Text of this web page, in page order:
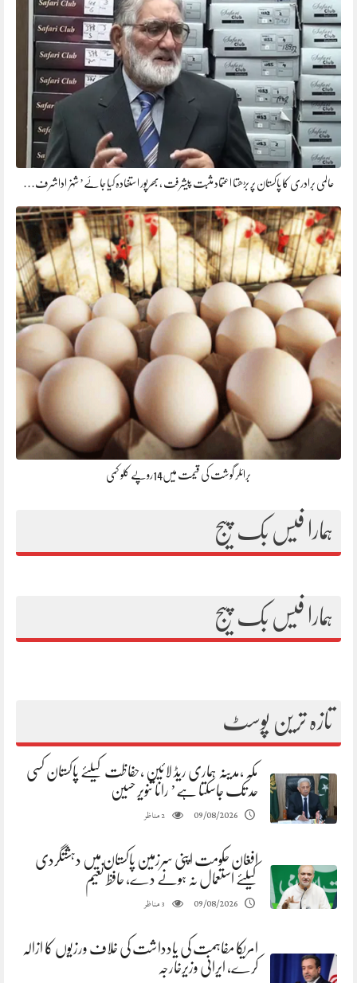
عالمی برادری کا پاکستان پر بڑھتا اعتماد مثبت پیشرفت ،بھرپور استفادہ کیا جائے’ شہزاداشرف…
برائلر گوشت کی قیمت میں14روپے کلو کمی
ہمارا فیس بک پیج
ہمارا فیس بک پیج
تازہ ترین پوسٹ
مکہ ،مدینہ ہماری ریڈ لائین ،حفاظت کیلئے پاکستان کسی
حد تک جاسکتا ہے’ رانا تنویر حسین
09/08/2026
2مناظر
افغان حکومت اپنی سرزمین پاکستان میں دہشتگردی
کیلئے استعمال نہ ہونے دے، حافظ نعیم
09/08/2026
3مناظر
امریکا مفاہمت کی یادداشت کی خلاف ورزیوں کا ازالہ
کرے، ایرانی وزیرخارجہ